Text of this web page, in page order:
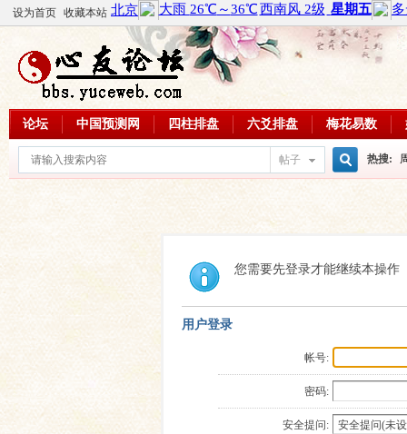
设为首页 收藏本站
论坛 中国预测网 四柱排盘 六爻排盘 梅花易数
帖子
索
热搜:
周易教
每日一
您需要先登录才能继续本操作
用户登录
帐号:
密码:
安全提问: